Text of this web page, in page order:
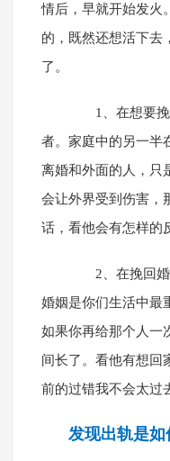
情后，早就开始发火
的，既然还想活下去
了。
1、在想要挽
者。家庭中的另一半
离婚和外面的人，只
会让外界受到伤害，
话，看他会有怎样的
2、在挽回婚
婚姻是你们生活中最
如果你再给那个人一
间长了。看他有想回
前的过错我不会太过
发现出轨是如